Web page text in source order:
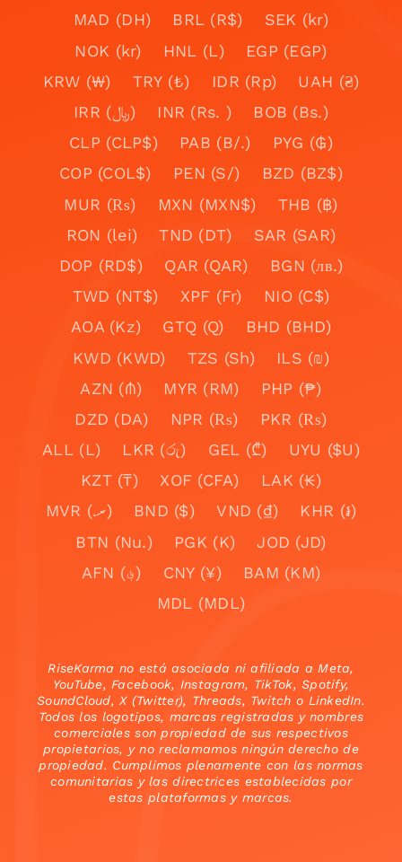
MAD (DH)
BRL (R$)
SEK (kr)
NOK (kr)
HNL (L)
EGP (EGP)
KRW (₩)
TRY (₺) IDR (Rp)
UAH (₴)
IRR (﷼)
INR (Rs. )
BOB (Bs.)
CLP (CLP$)
PAB (B/.)
PYG (₲)
COP (COL$)
PEN (S/)
BZD (BZ$)
MUR (₨)
MXN (MXN$)
THB (฿)
RON (lei)
TND (DT)
SAR (SAR)
DOP (RD$)
QAR (QAR)
BGN (лв.)
TWD (NT$)
XPF (Fr)
NIO (C$)
AOA (Kz)
GTQ (Q)
BHD (BHD)
KWD (KWD)
TZS (Sh)
ILS (₪)
AZN (₼)
MYR (RM)
PHP (₱)
DZD (DA)
NPR (₨)
PKR (₨)
ALL (L)
LKR (රු) GEL (₾)
UYU ($U)
KZT (₸)
XOF (CFA)
LAK (₭)
MVR (.ރ)
BND ($) VND (₫)
KHR (៛)
BTN (Nu.)
PGK (K)
JOD (JD)
AFN (؋)
CNY (¥)
BAM (KM)
MDL (MDL)
RiseKarma no está asociada ni afiliada a Meta,
YouTube, Facebook, Instagram, TikTok, Spotify,
SoundCloud, X (Twitter), Threads, Twitch o LinkedIn.
Todos los logotipos, marcas registradas y nombres
comerciales son propiedad de sus respectivos
propietarios, y no reclamamos ningún derecho de
propiedad. Cumplimos plenamente con las normas
comunitarias y las directrices establecidas por
estas plataformas y marcas.